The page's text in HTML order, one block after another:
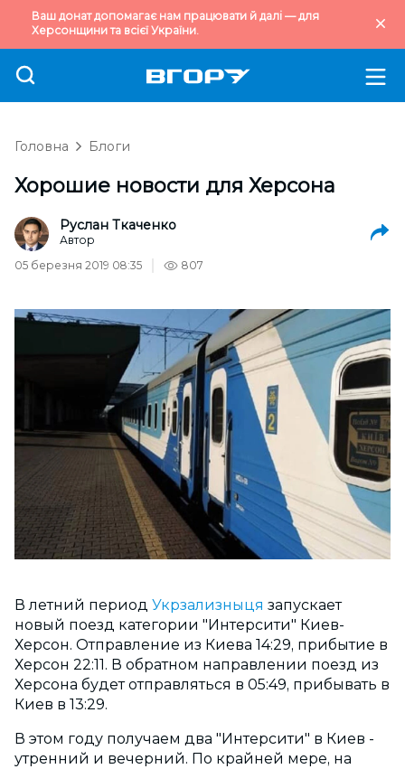
Ваш донат допомагає нам працювати й далі — для
Херсонщини та всієї України.
Головна Блоги
Хорошие новости для Херсона
Руслан Ткаченко
Автор
05 березня 2019 08:35
807
В летний период Укрзализныця запускает
новый поезд категории "Интерсити" Киев-
Херсон. Отправление из Киева 14:29, прибытие в
Херсон 22:11. В обратном направлении поезд из
Херсона будет отправляться в 05:49, прибывать в
Киев в 13:29.
В этом году получаем два "Интерсити" в Киев -
утренний и вечерний. По крайней мере, на